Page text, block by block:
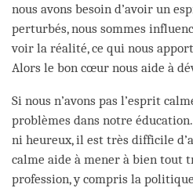
nous avons besoin d’avoir un
perturbés, nous sommes
voir la réalité, ce qui nous
Alors le bon cœur nous aide à
Si nous n’avons pas l’esprit
problèmes dans notre
ni heureux, il est très difficile
calme aide à mener à bien tout
profession, y compris la